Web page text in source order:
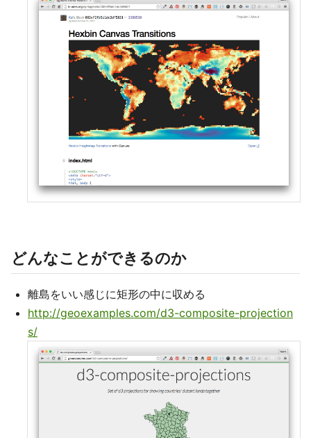
どんなことができるのか
離島をいい感じに矩形の中に収める
http://geoexamples.com/d3-composite-projection
s/